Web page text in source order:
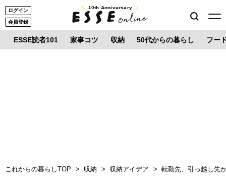
ログイン
会員登録
10th Anniversary
ESSE読者101 家事コツ 収納 50代からの暮らし フー
これからの暮らしTOP 収納 収納アイデア 転勤先、引っ越し先